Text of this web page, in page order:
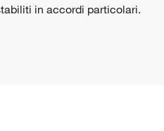
in accordi particolari.